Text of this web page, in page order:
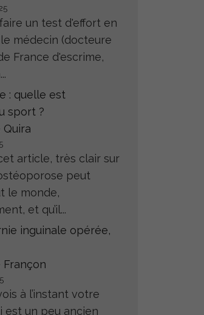
un test d'effort en
médecin (docteure
France d'escrime,
: quelle est
sport ?
article, très clair sur
peut
le monde,
et qu’il...
inguinale opérée,
Françon
à l’instant votre
est un peu ancien